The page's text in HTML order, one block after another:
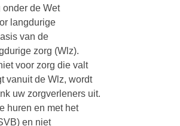
de Wet
langdurige
van de
zorg (Wlz).
voor zorg die valt
vanuit de Wlz, wordt
uw zorgverleners uit.
huren en met het
en niet